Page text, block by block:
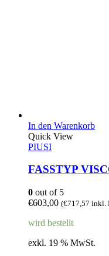
In den Warenkorb
Quick View
PIUSI
FASSTYP
0 out of 5
€603,00 (€717,57 inkl.
wird bestellt
exkl. 19 % MwSt.